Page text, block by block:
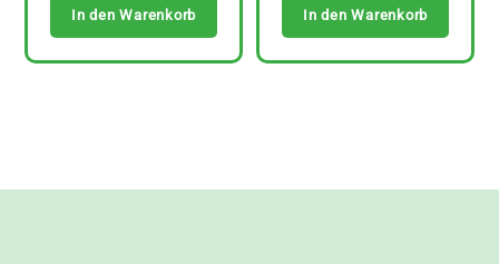
In den Warenkorb In den Warenkorb